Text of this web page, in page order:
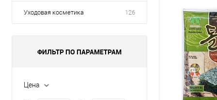
Уходовая косметика 126
ФИЛЬТР ПО ПАРАМЕТРАМ
Цена